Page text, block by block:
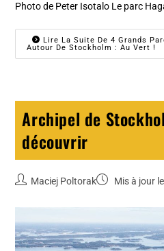
Photo de Peter Isotalo Le parc
Lire La Suite De 4 Grands
Autour De Stockholm : Au Vert !
Archipel de
découvrir
Maciej Poltorak Mis à jour